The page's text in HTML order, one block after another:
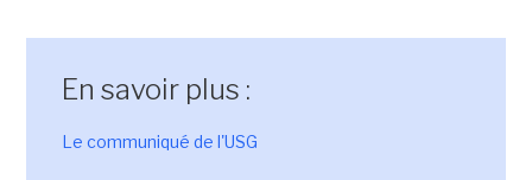
En savoir plus :
Le communiqué de l'USG